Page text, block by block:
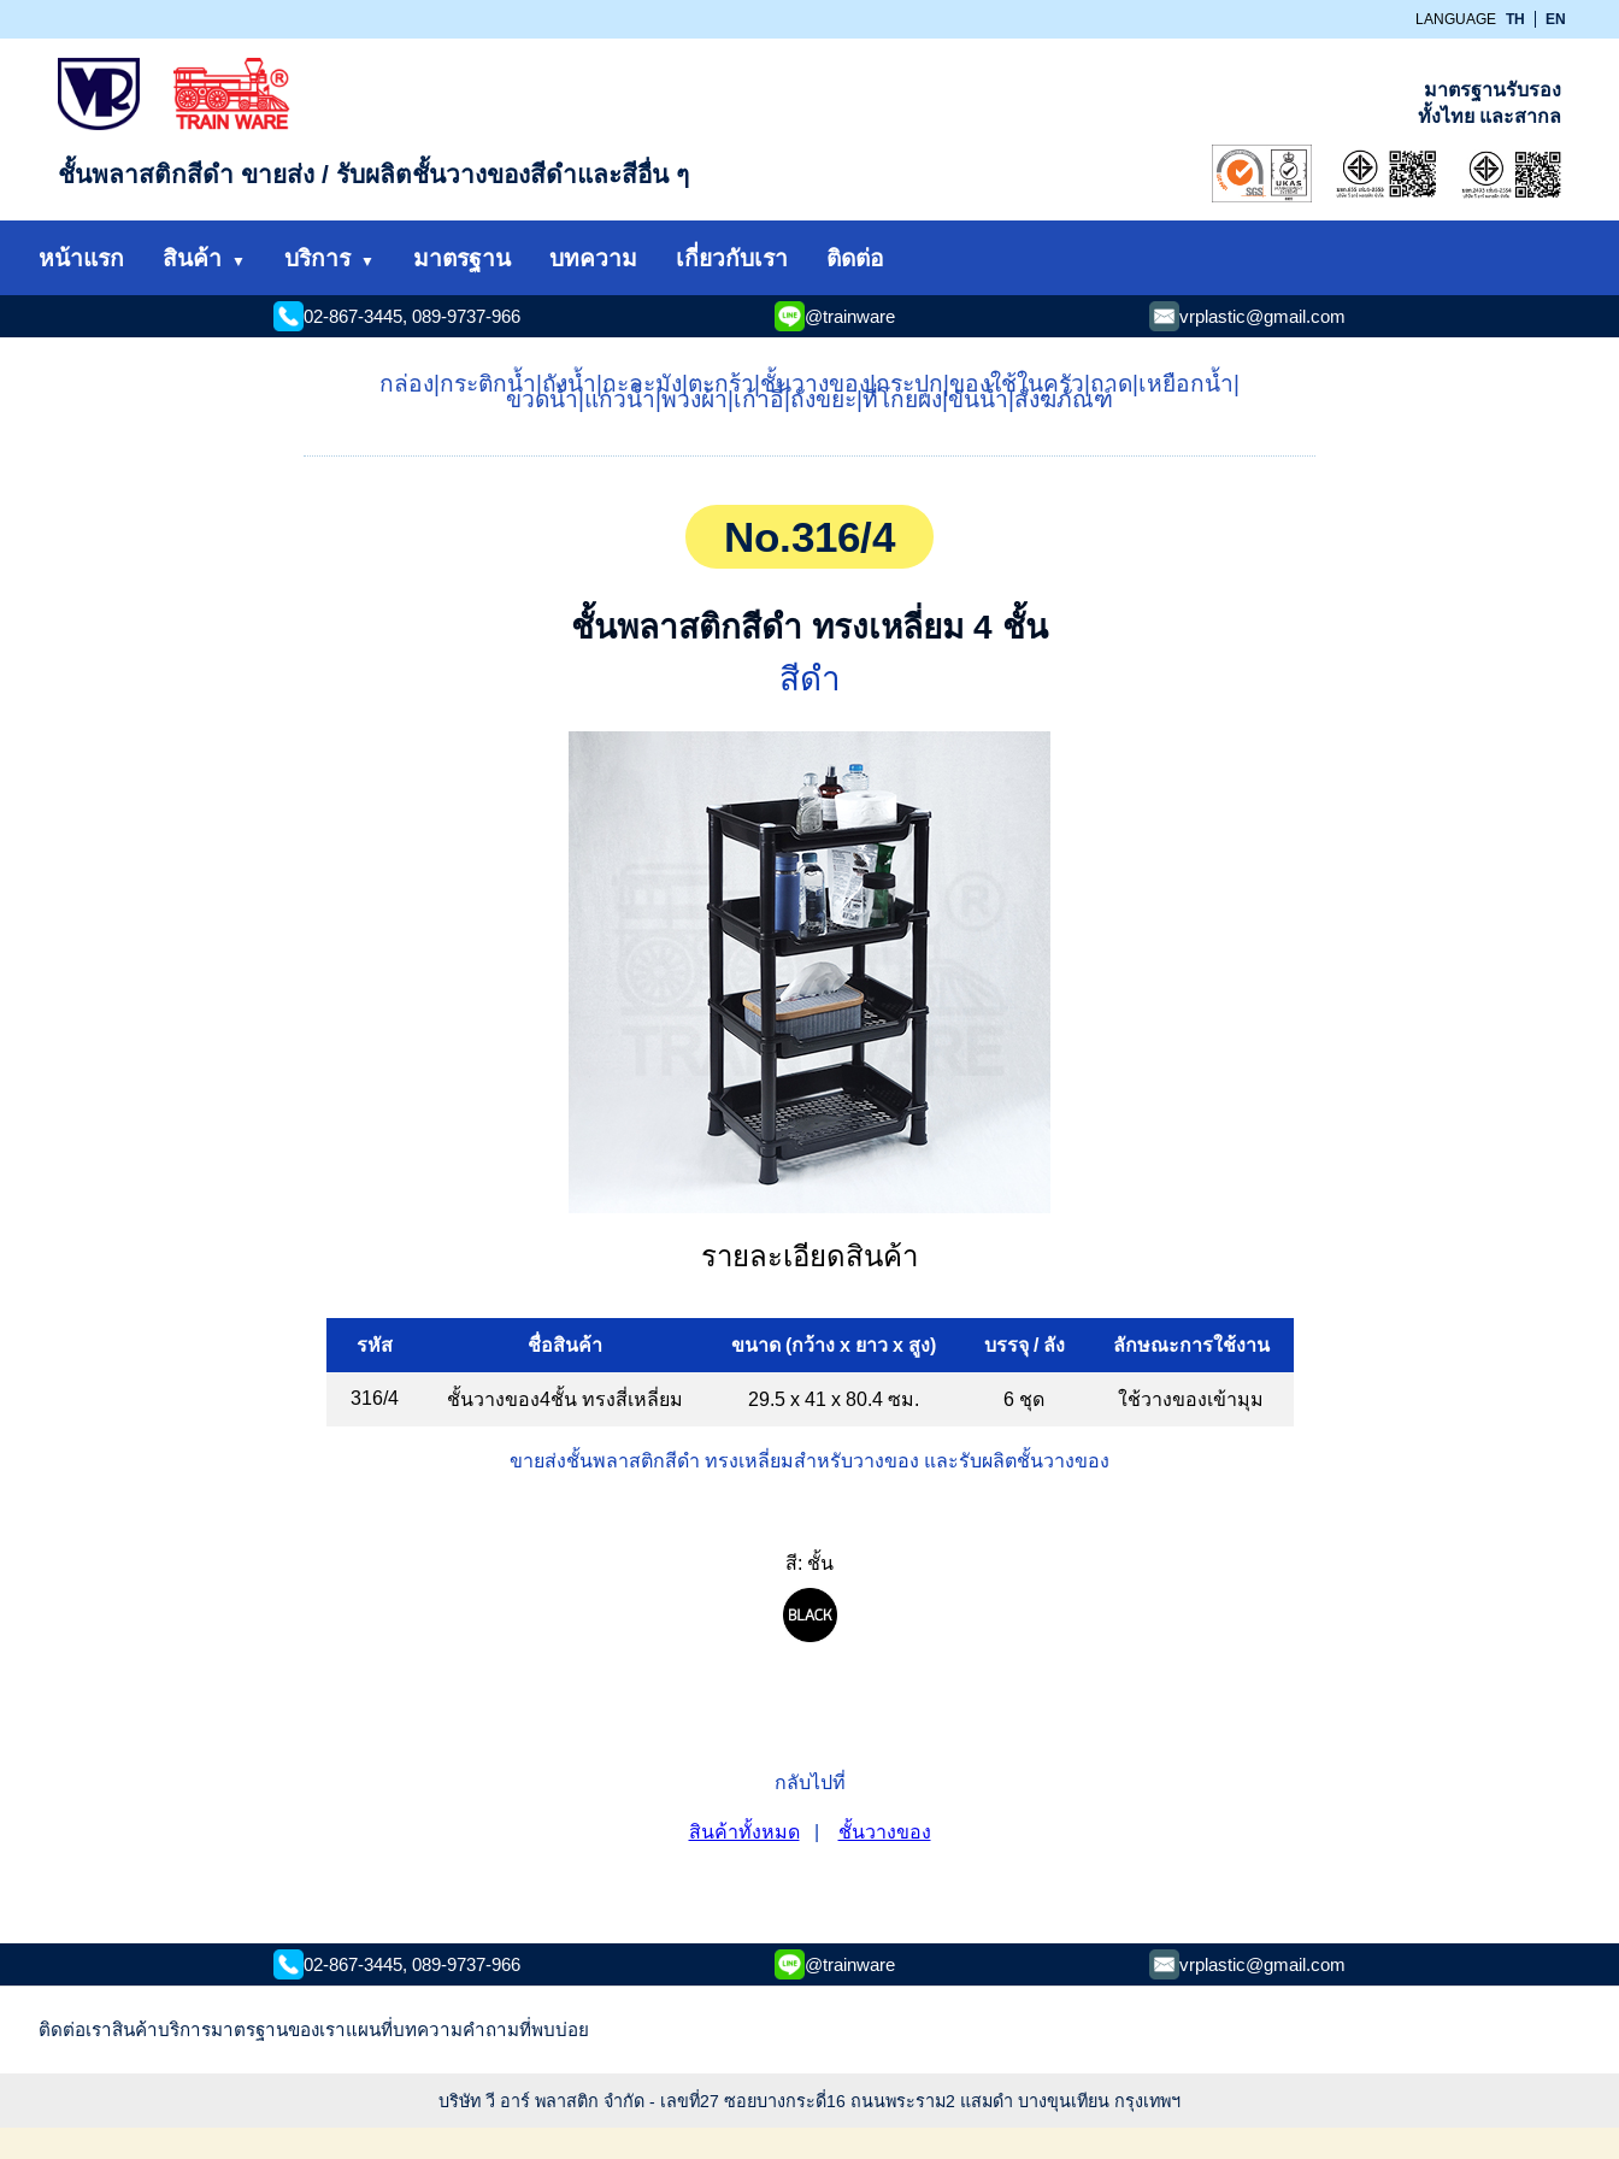
LANGUAGE TH EN
ชั้นพลาสติกสีดำ ขายส่ง / รับผลิตชั้นวางของสีดำและสีอื่น ๆ
มาตรฐานรับรอง
ทั้งไทย และสากล
หน้าแรก สินค้า บริการ มาตรฐาน บทความ เกี่ยวกับเรา ติดต่อ
02-867-3445, 089-9737-966 @trainware vrplastic@gmail.com
กล่อง กระติกน้ำ ถังน้ำ กะละมัง ตะกร้า| ชั้นวางของ|กระปุก|ของใช้ในครัว ถาด เหยือกน้ำ
ขวดน้ำ|แก้วน้ำ |พวงผ้า เก้าอี้|ถังขยะ ที่โกยผง|ขันน้ำ|สังฆภัณฑ์
No.316/4
ชั้นพลาสติกสีดำ ทรงเหลี่ยม 4 ชั้น
สีดำ
รายละเอียดสินค้า
รหัส ชื่อสินค้า ขนาด (กว้าง x ยาว x สูง) บรรจุ / ลัง ลักษณะการใช้งาน
316/4 ชั้นวางของ4ชั้น ทรงสี่เหลี่ยม 29.5 x 41 x 80.4 ซม. 6 ชุด ใช้วางของเข้ามุม
ขายส่งชั้นพลาสติกสีดำ ทรงเหลี่ยมสำหรับวางของ และรับผลิตชั้นวางของ
สี: ชั้น
กลับไปที่
สินค้าทั้งหมด| ชั้นวางของ
02-867-3445, 089-9737-966 @trainware vrplastic@gmail.com
ติดต่อเราสินค้าบริการมาตรฐานของเราแผนที่บทความคำถามที่พบบ่อย
บริษัท วี อาร์ พลาสติก จำกัด - เลขที่27 ซอยบางกระดี่16 ถนนพระราม2 แสมดำ บางขุนเทียน กรุงเทพฯ